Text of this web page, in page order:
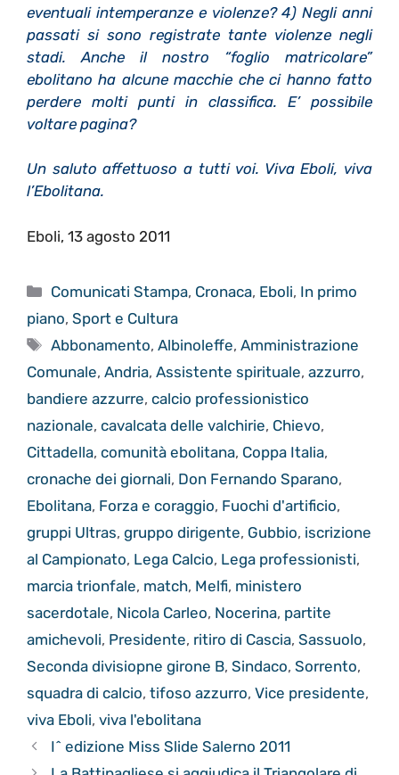
eventuali intemperanze e violenze? 4) Negli anni
passati si sono registrate tante violenze negli
stadi. Anche il nostro “foglio matricolare”
ebolitano ha alcune macchie che ci hanno fatto
perdere molti punti in classifica. E’ possibile
voltare pagina?
Un saluto affettuoso a tutti voi. Viva Eboli, viva
l’Ebolitana.
Eboli, 13 agosto 2011
Categorie
Comunicati Stampa, Cronaca, Eboli, In primo
piano, Sport e Cultura
Tag
Abbonamento,Albinoleffe,Amministrazione
Comunale, Andria, Assistente spirituale, azzurro,
bandiere azzurre, calcio professionistico
nazionale, cavalcata delle valchirie, Chievo,
Cittadella, comunità ebolitana, Coppa Italia,
cronache dei giornali, Don Fernando Sparano,
Ebolitana, Forza e coraggio, Fuochi d'artificio,
gruppi Ultras, gruppo dirigente, Gubbio, iscrizione
al Campionato, Lega Calcio, Lega professionisti,
marcia trionfale, match, Melfi, ministero
sacerdotale, Nicola Carleo, Nocerina, partite
amichevoli, Presidente, ritiro di Cascia, Sassuolo,
Seconda divisiopne girone B, Sindaco, Sorrento,
squadra di calcio, tifoso azzurro, Vice presidente,
viva Eboli, viva l'ebolitana
I^ edizione Miss Slide Salerno 2011